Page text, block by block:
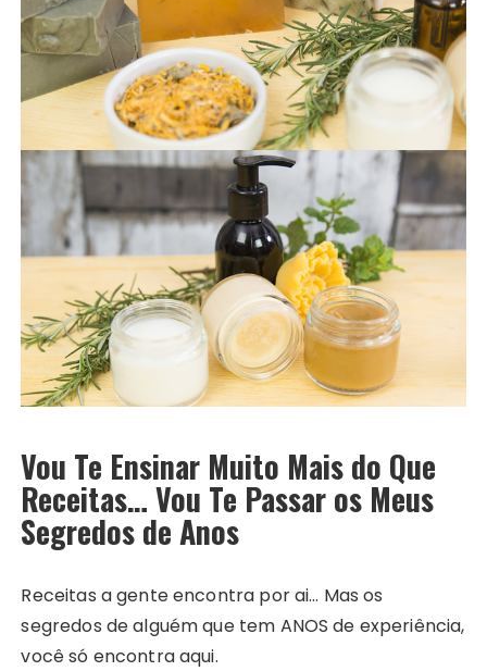
Vou Te Ensinar Muito Mais do Que
Receitas… Vou Te Passar os Meus
Segredos de Anos
Receitas a gente encontra por ai… Mas os
segredos de alguém que tem ANOS de experiência,
você só encontra aqui.